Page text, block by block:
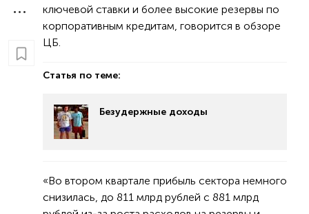
ключевой ставки и более высокие резервы по
корпоративным кредитам, говорится в обзоре
ЦБ.
Статья по теме:
Безудержные доходы
«Во втором квартале прибыль сектора немного
снизилась, до 811 млрд рублей с 881 млрд